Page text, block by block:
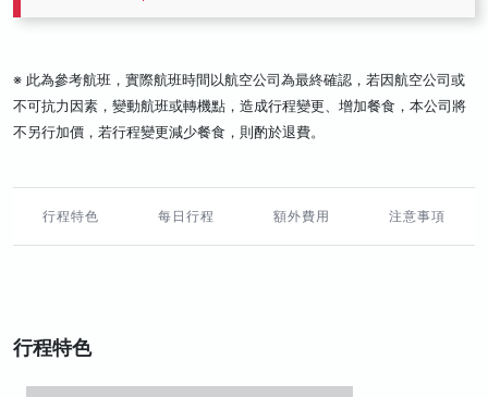
※ 此為參考航班，實際航班時間以航空公司為最終確認，若因航空公司或
不可抗力因素，變動航班或轉機點，造成行程變更、增加餐食，本公司將
不另行加價，若行程變更減少餐食，則酌於退費。
行程特色 每日行程 額外費用 注意事項
行程特色